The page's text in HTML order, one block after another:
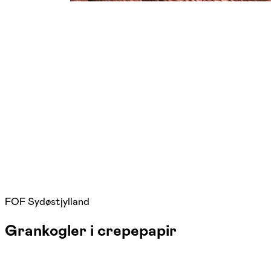
FOF Sydøstjylland
Grankogler i crepepapir